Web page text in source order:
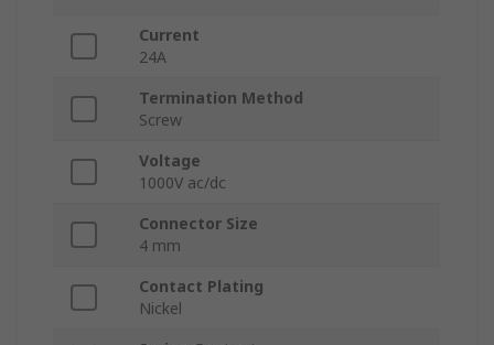
Current
24A
Termination Method
Screw
Voltage
1000V ac/dc
Connector Size
4 mm
Contact Plating
Nickel